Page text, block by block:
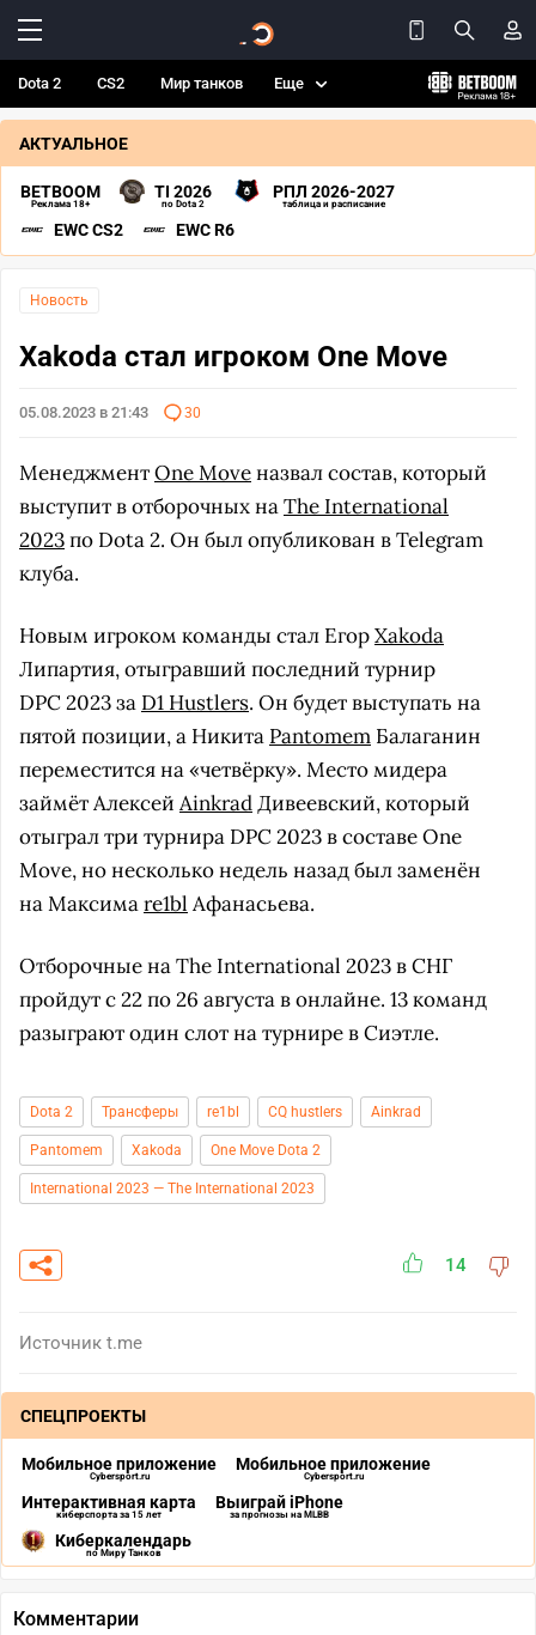
Dota 2 CS2 Мир танков Еще
АКТУАЛЬНОЕ
BETBOOM
Реклама 18+
TI 2026
по Dota 2
РПЛ 2026-2027
таблица и расписание
EWC CS2 EWC R6
Новость
Xakoda стал игроком One Move
05.08.2023 в 21:43 30
МенеджментOne Moveназвал состав, который
выступит в отборочных наThe International
2023по Dota 2. Он был опубликован в Telegram
клуба.
Новым игроком команды стал ЕгорXakoda
Липартия, отыгравший последний турнир
DPC 2023 за D1 Hustlers. Он будет выступать на
пятой позиции, а Никита Pantomem Балаганин
переместится на «четвёрку». Место мидера
займёт Алексей AinkradДивеевский, который
отыграл три турнира DPC 2023 в составе One
Move, но несколько недель назад был заменён
на Максимаre1bl Афанасьева.
Отборочные на The International 2023 в СНГ
пройдут с 22 по 26 августа в онлайне. 13 команд
разыграют один слот на турнире в Сиэтле.
Dota 2 Трансферы re1bl CQ hustlers Ainkrad
Pantomem Xakoda One Move Dota 2
International 2023 — The International 2023
14
Источник t.me
СПЕЦПРОЕКТЫ
Мобильное приложение
Cybersport.ru
Мобильное приложение
Cybersport.ru
Интерактивная карта
киберспорта за 15 лет
Выиграй iPhone
за прогнозы на MLBB
Киберкалендарь
по Миру Танков
Комментарии